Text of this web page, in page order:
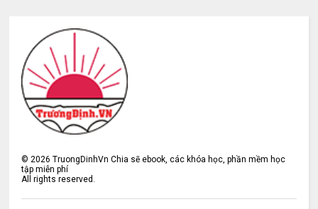
©2026 TruongDinhVn Chia sẽ ebook, các khóa học, phần mềm học
tập miễn phí
All rights reserved.